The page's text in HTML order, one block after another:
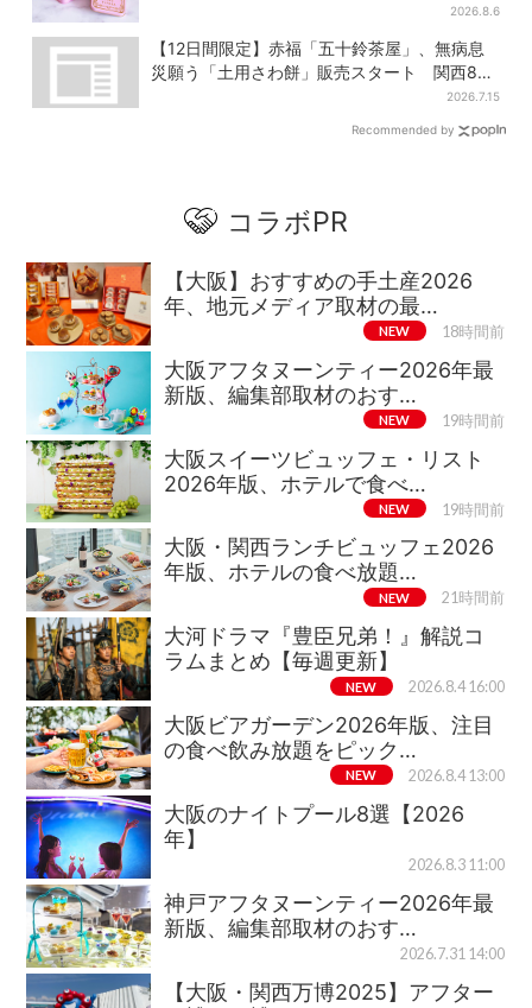
2026.8.6
【12日間限定】赤福「五十鈴茶屋」、無病息
災願う「土用さわ餅」販売スタート 関西8カ
2026.7.15
Recommended by
コラボPR
【大阪】おすすめの手土産2026
年、地元メディア取材の最…
NEW 18時間前
大阪アフタヌーンティー2026年最
新版、編集部取材のおす…
NEW 19時間前
大阪スイーツビュッフェ・リスト
2026年版、ホテルで食べ…
NEW 19時間前
大阪・関西ランチビュッフェ2026
年版、ホテルの食べ放題…
NEW 21時間前
大河ドラマ『豊臣兄弟！』解説コ
ラムまとめ【毎週更新】
NEW 2026.8.4 16:00
大阪ビアガーデン2026年版、注目
の食べ飲み放題をピック…
NEW 2026.8.4 13:00
大阪のナイトプール8選【2026
年】
2026.8.3 11:00
神戸アフタヌーンティー2026年最
新版、編集部取材のおす…
2026.7.31 14:00
【大阪・関西万博2025】アフター